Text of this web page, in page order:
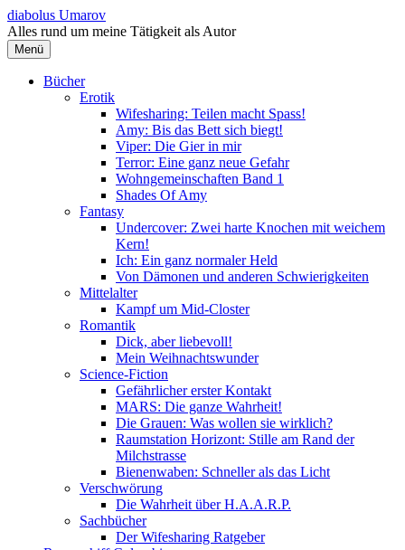
Springe
zum
Inhalt
diabolus Umarov
Alles rund um meine Tätigkeit als Autor
Menü
Bücher
Erotik
Wifesharing: Teilen macht Spass!
Amy: Bis das Bett sich biegt!
Viper: Die Gier in mir
Terror: Eine ganz neue Gefahr
Wohngemeinschaften Band 1
Shades Of Amy
Fantasy
Undercover: Zwei harte Knochen mit weichem
Kern!
Ich: Ein ganz normaler Held
Von Dämonen und anderen Schwierigkeiten
Mittelalter
Kampf um Mid-Closter
Romantik
Dick, aber liebevoll!
Mein Weihnachtswunder
Science-Fiction
Gefährlicher erster Kontakt
MARS: Die ganze Wahrheit!
Die Grauen: Was wollen sie wirklich?
Raumstation Horizont: Stille am Rand der
Milchstrasse
Bienenwaben: Schneller als das Licht
Verschwörung
Die Wahrheit über H.A.A.R.P.
Sachbücher
Der Wifesharing Ratgeber